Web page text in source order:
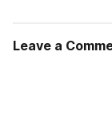
Leave a